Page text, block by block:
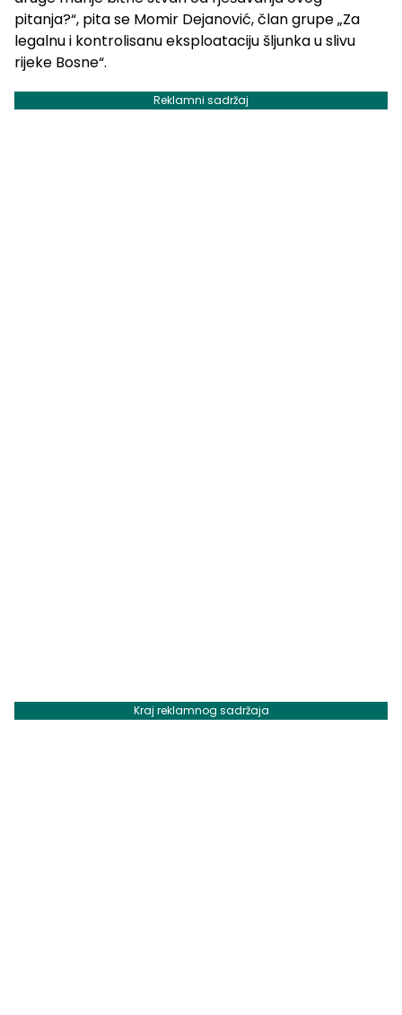
pitanja?“, pita se Momir Dejanović, član grupe „Za
legalnu i kontrolisanu eksploataciju šljunka u slivu
rijeke Bosne“.
Reklamni sadržaj
Kraj reklamnog sadržaja